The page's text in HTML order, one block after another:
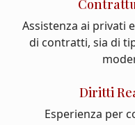
Assistenza ai privati
di contratti, sia di
Diritti
Esperienza per